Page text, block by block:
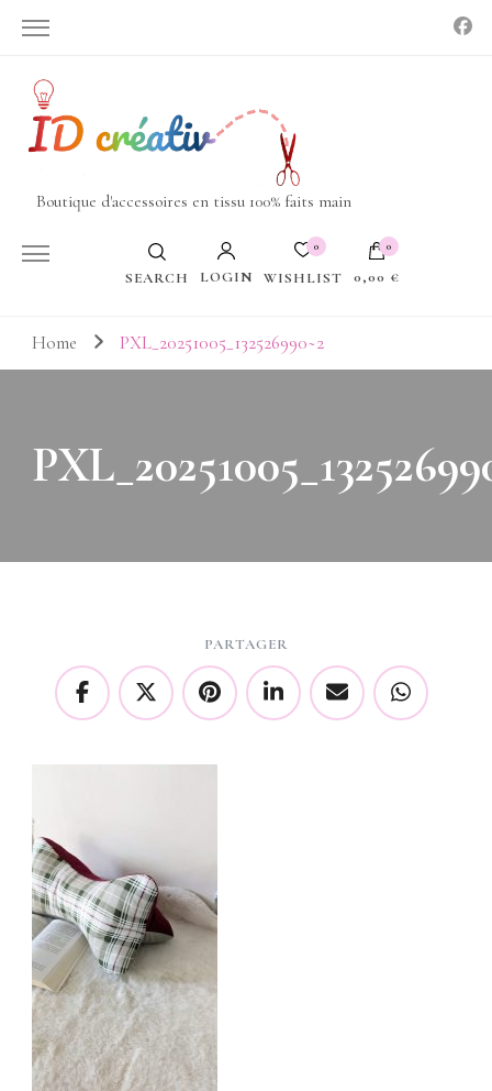
Boutique d'accessoires en tissu 100% faits main
SEARCH LOGIN
0
WISHLIST
0
0,00 €
Votre panier est vide.
Home PXL_20251005_132526990~2
PARTAGER